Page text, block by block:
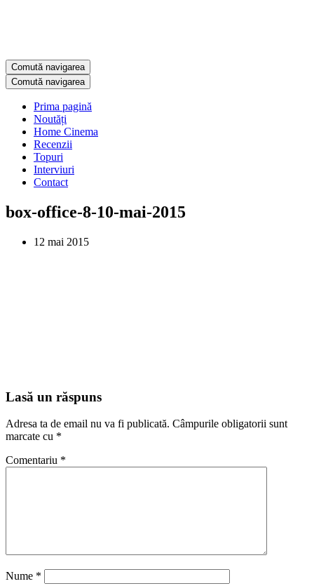
Comută navigarea
Comută navigarea
Prima pagină
Noutăți
Home Cinema
Recenzii
Topuri
Interviuri
Contact
box-office-8-10-mai-2015
12 mai 2015
Lasă un răspuns
Adresa ta de email nu va fi publicată. Câmpurile obligatorii sunt
marcate cu *
Comentariu *
Nume *